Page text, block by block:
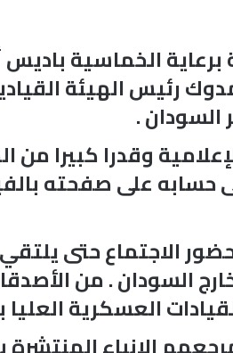
الخماسية
رئيس الهيئة
.
وقدرا كبيرا
حسابه على صفحته
الاجتماع حتى
السودان . من
العسكرية العليا